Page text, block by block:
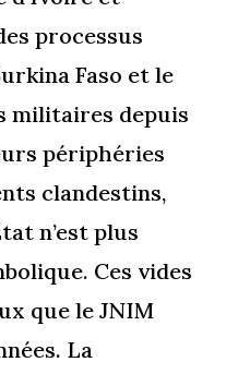
processus
Faso et le
militaires depuis
périphéries
clandestins,
n’est plus
Ces vides
que le JNIM
La